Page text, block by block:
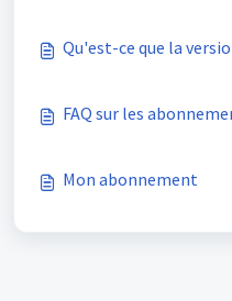
Qu'est-ce que la
FAQ sur les
Mon abonnement